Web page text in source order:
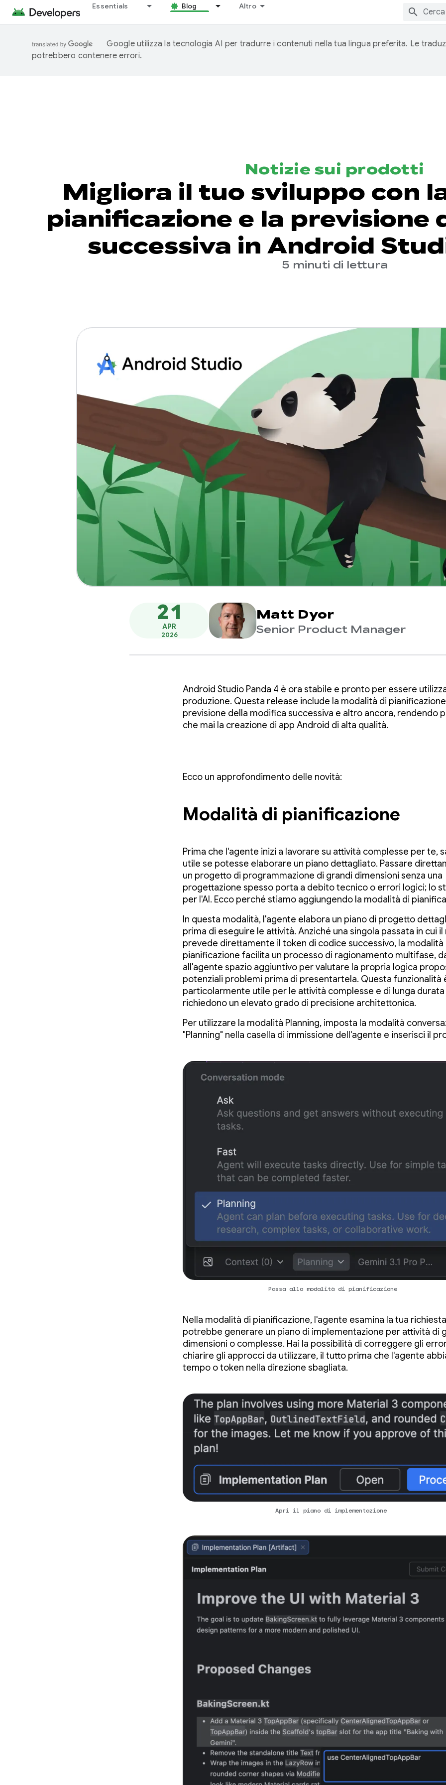
Essentials Blog Altro
Google utilizza la tecnologia AI per tradurre i contenuti nella tua lingua preferita. Le
potrebbero contenere errori.
Notizie sui prodotti
Migliora il tuo sviluppo con
pianificazione e la previsione
successiva in Android
5 minuti di lettura
21
APR
2026
Matt Dyor
Senior Product Manager
Android Studio Panda 4 è ora stabile e pronto per essere
produzione. Questa release include la modalità di
previsione della modifica successiva e altro ancora, rendendo
che mai la creazione di app Android di alta qualità.
Ecco un approfondimento delle novità:
Modalità di pianificazione
Prima che l'agente inizi a lavorare su attività complesse per te,
utile se potesse elaborare un piano dettagliato. Passare
un progetto di programmazione di grandi dimensioni senza una
progettazione spesso porta a debito tecnico o errori logici; lo
per l'AI. Ecco perché stiamo aggiungendo la modalità di
In questa modalità, l'agente elabora un piano di progetto
prima di eseguire le attività. Anziché una singola passata in cui
prevede direttamente il token di codice successivo, la modalità
pianificazione facilita un processo di ragionamento multifase,
all'agente spazio aggiuntivo per valutare la propria logica
potenziali problemi prima di presentartela. Questa funzionalità
particolarmente utile per le attività complesse e di lunga
richiedono un elevato grado di precisione architettonica.
Per utilizzare la modalità Planning, imposta la modalità
"Planning" nella casella di immissione dell'agente e inserisci il
Passa alla modalità di pianificazione
Nella modalità di pianificazione, l'agente esamina la tua
potrebbe generare un piano di implementazione per attività di
dimensioni o complesse. Hai la possibilità di correggere gli
chiarire gli approcci da utilizzare, il tutto prima che l'agente
tempo o token nella direzione sbagliata.
Apri il piano di implementazione